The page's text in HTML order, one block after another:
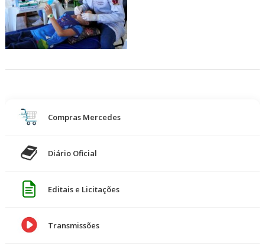
Compras Mercedes
Diário Oficial
Editais e Licitações
Transmissões